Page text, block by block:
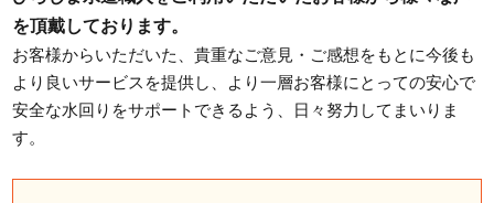
を頂戴しております。
お客様からいただいた、貴重なご意見・ご感想をもとに今後も
より良いサービスを提供し、より一層お客様にとっての安心で
安全な水回りをサポートできるよう、日々努力してまいりま
す。